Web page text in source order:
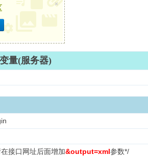
×
量(服务器)
接口网址后面增加&output=xml参数*/